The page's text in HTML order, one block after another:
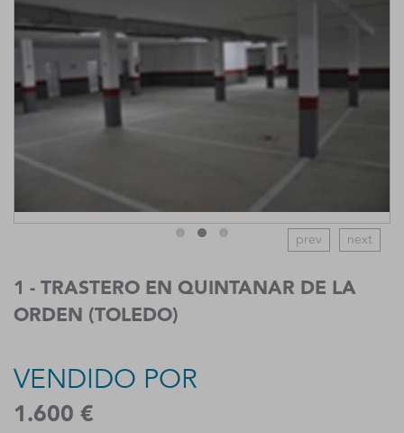
prev next
1 - TRASTERO EN QUINTANAR DE LA
ORDEN (TOLEDO)
VENDIDO POR
1.600 €